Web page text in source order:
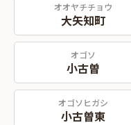
オオヤチチョウ
大矢知町
オゴソ
小古曽
オゴソヒガシ
小古曽東